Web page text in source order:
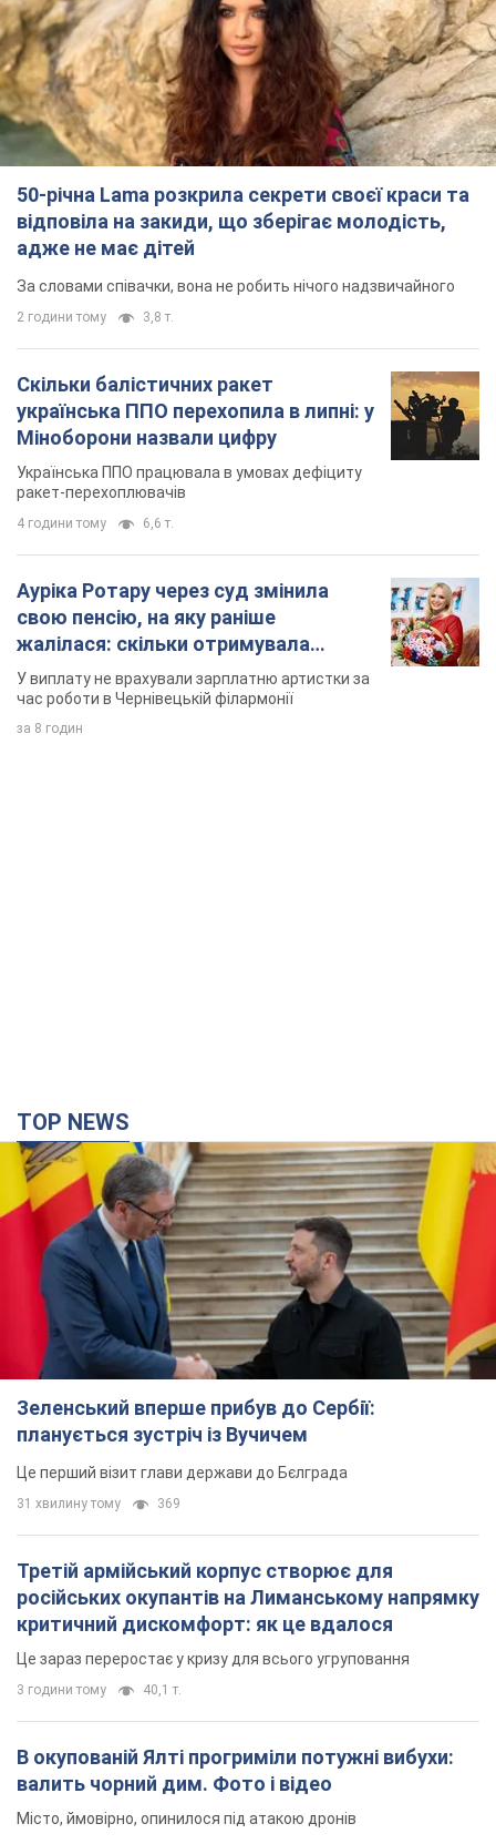
50-річна Lama розкрила секрети своєї краси та
відповіла на закиди, що зберігає молодість,
адже не має дітей
За словами співачки, вона не робить нічого надзвичайного
2 години тому 3,8 т.
Скільки балістичних ракет
українська ППО перехопила в липні: у
Міноборони назвали цифру
Українська ППО працювала в умовах дефіциту
ракет-перехоплювачів
4 години тому 6,6 т.
Ауріка Ротару через суд змінила
свою пенсію, на яку раніше
жалілася: скільки отримувала
співачка
У виплату не врахували зарплатню артистки за
час роботи в Чернівецькій філармонії
за 8 годин
TOP NEWS
Зеленський вперше прибув до Сербії:
планується зустріч із Вучичем
Це перший візит глави держави до Бєлграда
31 хвилину тому 369
Третій армійський корпус створює для
російських окупантів на Лиманському напрямку
критичний дискомфорт: як це вдалося
Це зараз переростає у кризу для всього угруповання
3 години тому 40,1 т.
В окупованій Ялті прогриміли потужні вибухи:
валить чорний дим. Фото і відео
Місто, ймовірно, опинилося під атакою дронів